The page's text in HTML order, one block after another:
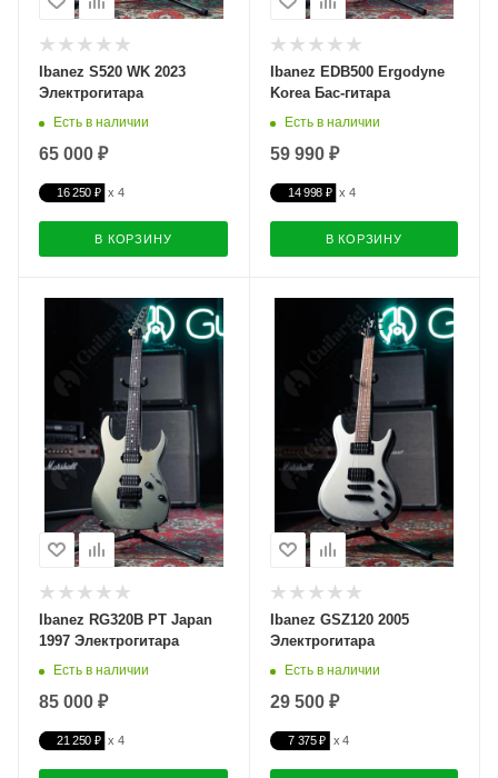
Ibanez S520 WK 2023
Электрогитара
Есть в наличии
65 000 ₽
16 250 ₽
В КОРЗИНУ
Ibanez EDB500 Ergodyne
Korea Бас-гитара
Есть в наличии
59 990 ₽
14 998 ₽
В КОРЗИНУ
Ibanez RG320B PT Japan
1997 Электрогитара
Есть в наличии
85 000 ₽
21 250 ₽
Ibanez GSZ120 2005
Электрогитара
Есть в наличии
29 500 ₽
7 375 ₽